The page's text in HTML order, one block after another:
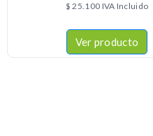
$ 25.100 IVA Incluido
Ver producto